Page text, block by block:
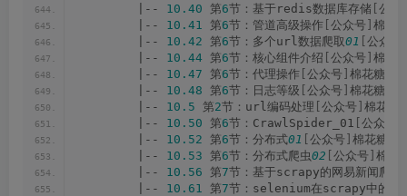
        |--
10.40 第6节：基于redis数据库存储 公众
        |--
10.41 第6节：管道高级操作 公众号 棉花
        |--
10.42 第6节：多个url数据爬取01 公众号
        |--
10.44 第6节：核心组件介绍 公众号 棉花
        |--
10.47 第6节：代理操作 公众号 棉花糖网
        |--
10.48 第6节：日志等级 公众号 棉花糖网
        |--
10.5 第2节：url编码处理 公众号 棉花糖
        |--
10.50 第6节：CrawlSpider_01 公众号
        |--
10.52 第6节：分布式01 公众号 棉花糖网
        |--
10.53 第6节：分布式爬虫02 公众号 棉花
        |--
10.56 第7节：基于scrapy的网易新闻爬取
        |--
10.61 第7节：selenium在scrapy中的应